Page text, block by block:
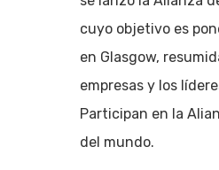
cuyo objetivo es
en Glasgow,
empresas y los
Participan en la
del mundo.